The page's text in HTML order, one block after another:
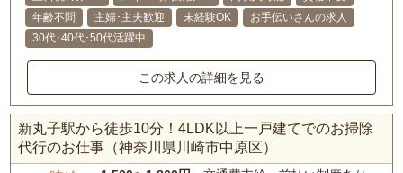
年齢不問
主婦･主夫歓迎 未経験OK
お手伝いさんの求人
30代･40代･50代活躍中
この求人の詳細を見る
新丸子駅から徒歩10分！4LDK以上一戸建てでのお掃除
代行のお仕事（神奈川県川崎市中原区）